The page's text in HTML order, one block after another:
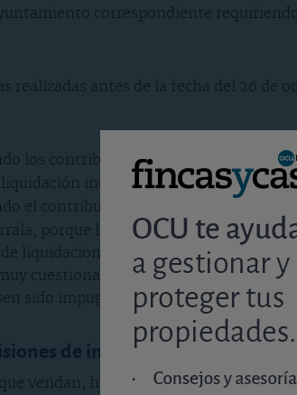
correspondiente
realizadas antes de la fecha del 26 de
los contribuyentes aún no hubiesen
indicando una base imponible
el contribuyente no haya recibido
porque la norma en que se
de liquidaciones y autoliquidaciones ya
cuestionada- ha pretendido limitar
sido impugnadas por el contribuyente.
de inmuebles urbanos a
vendan, hereden o reciban en